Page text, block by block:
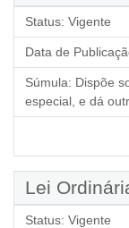
Status: Vigente
Data de
Súmula: Dispõe
especial, e dá
Lei
Status: Vigente